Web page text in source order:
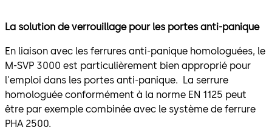
La solution de verrouillage pour les portes anti-panique
En liaison avec les ferrures anti-panique homologuées, le
M-SVP 3000 est particulièrement bien approprié pour
l'emploi dans les portes anti-panique. La serrure
homologuée conformément à la norme EN 1125 peut
être par exemple combinée avec le système de ferrure
PHA 2500.